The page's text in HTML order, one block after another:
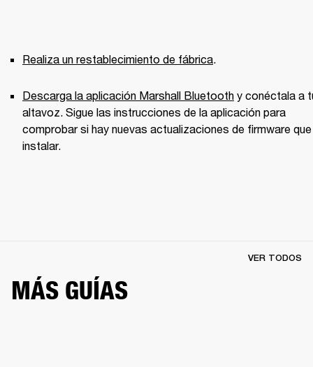
Realiza un restablecimiento de fábrica.
Descarga la aplicación Marshall Bluetooth y conéctala a
altavoz. Sigue las instrucciones de la aplicación para
comprobar si hay nuevas actualizaciones de firmware que
instalar.
MÁS GUÍAS
VER TODOS